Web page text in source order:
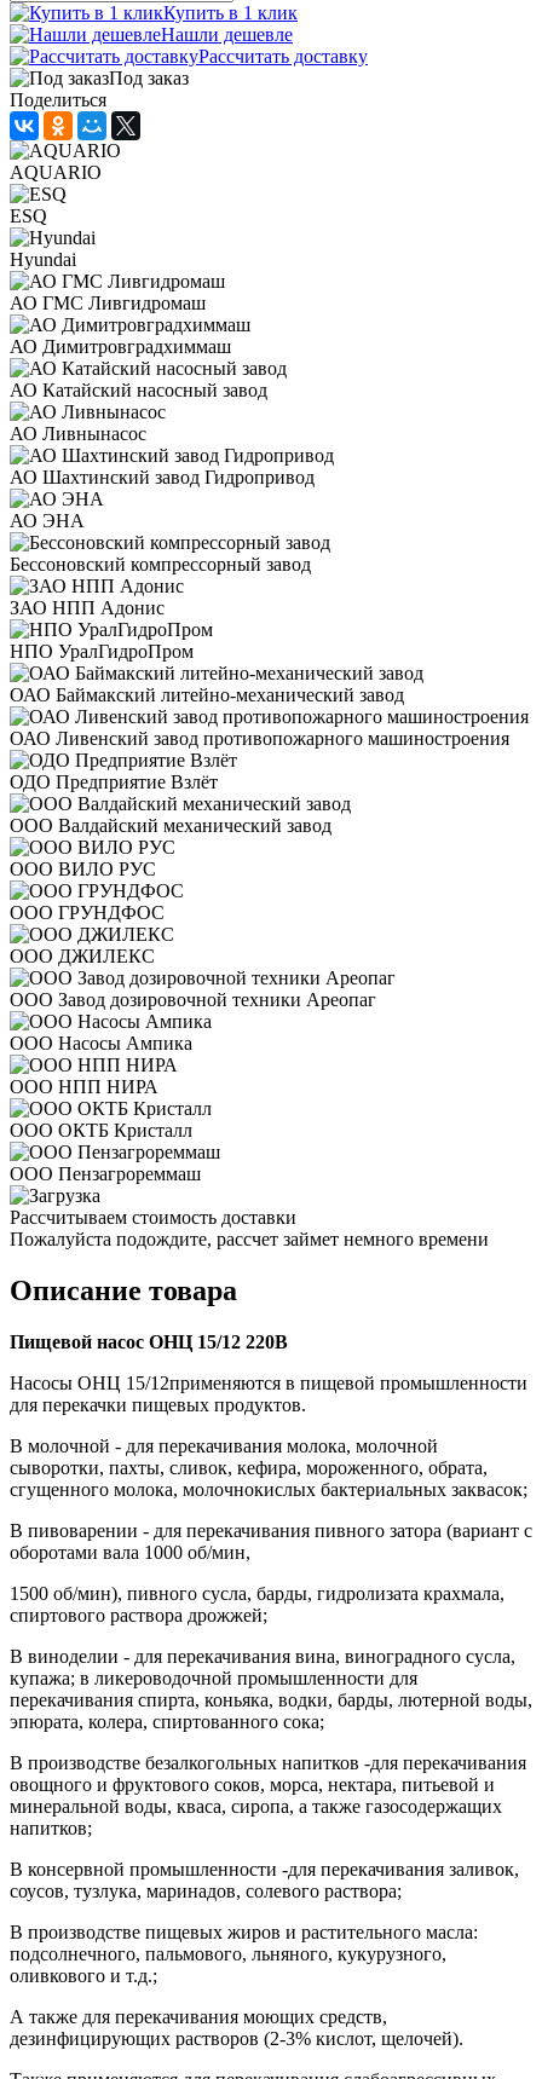
Купить в 1 клик
Нашли дешевле
Рассчитать доставку
Под заказ
Поделиться
AQUARIO
ESQ
Hyundai
АО ГМС Ливгидромаш
АО Димитровградхиммаш
АО Катайский насосный завод
АО Ливнынасос
АО Шахтинский завод Гидропривод
АО ЭНА
Бессоновский компрессорный завод
ЗАО НПП Адонис
НПО УралГидроПром
ОАО Баймакский литейно-механический завод
ОАО Ливенский завод противопожарного машиностроения
ОДО Предприятие Взлёт
ООО Валдайский механический завод
ООО ВИЛО РУС
ООО ГРУНДФОС
ООО ДЖИЛЕКС
ООО Завод дозировочной техники Ареопаг
ООО Насосы Ампика
ООО НПП НИРА
ООО ОКТБ Кристалл
ООО Пензагрореммаш
Рассчитываем стоимость доставки
Пожалуйста подождите, рассчет займет немного времени
Описание товара
Пищевой насос ОНЦ 15/12 220В
Насосы ОНЦ 15/12применяются в пищевой промышленности
для перекачки пищевых продуктов.
В молочной - для перекачивания молока, молочной
сыворотки, пахты, сливок, кефира, мороженного, обрата,
сгущенного молока, молочнокислых бактериальных заквасок;
В пивоварении - для перекачивания пивного затора (вариант с
оборотами вала 1000 об/мин,
1500 об/мин), пивного сусла, барды, гидролизата крахмала,
спиртового раствора дрожжей;
В виноделии - для перекачивания вина, виноградного сусла,
купажа; в ликероводочной промышленности для
перекачивания спирта, коньяка, водки, барды, лютерной воды,
эпюрата, колера, спиртованного сока;
В производстве безалкогольных напитков -для перекачивания
овощного и фруктового соков, морса, нектара, питьевой и
минеральной воды, кваса, сиропа, а также газосодержащих
напитков;
В консервной промышленности -для перекачивания заливок,
соусов, тузлука, маринадов, солевого раствора;
В производстве пищевых жиров и растительного масла:
подсолнечного, пальмового, льняного, кукурузного,
оливкового и т.д.;
А также для перекачивания моющих средств,
дезинфицирующих растворов (2-3% кислот, щелочей).